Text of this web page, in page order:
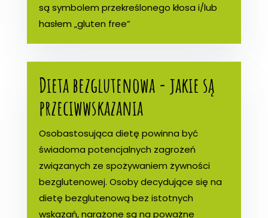
są symbolem przekreślonego kłosa i/lub
hasłem „gluten free”
Dieta bezglutenowa - jakie są
przeciwwskazania
Osobastosująca dietę powinna być
świadoma potencjalnych zagrożeń
związanych ze spożywaniem żywności
bezglutenowej. Osoby decydujące się na
dietę bezglutenową bez istotnych
wskazań, narażone są na poważne